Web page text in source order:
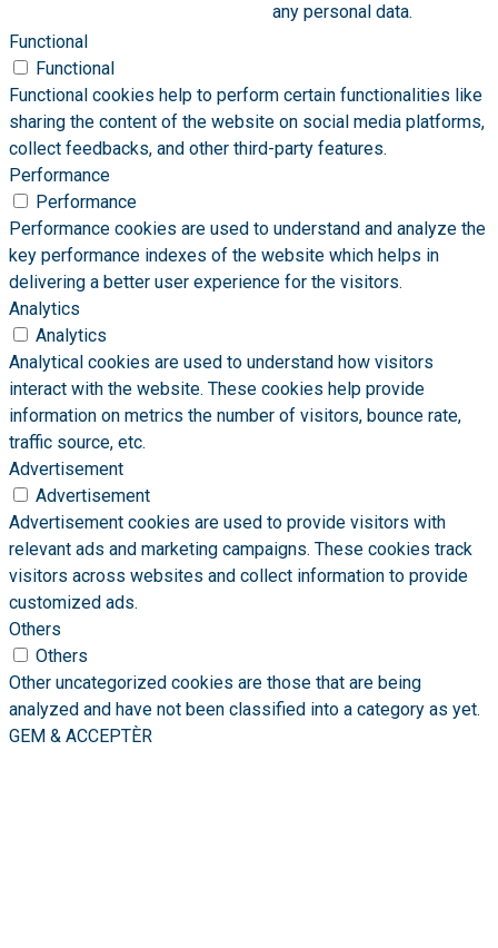
any personal data.
Functional
Functional
Functional cookies help to perform certain functionalities like
sharing the content of the website on social media platforms,
collect feedbacks, and other third-party features.
Performance
Performance
Performance cookies are used to understand and analyze the
key performance indexes of the website which helps in
delivering a better user experience for the visitors.
Analytics
Analytics
Analytical cookies are used to understand how visitors
interact with the website. These cookies help provide
information on metrics the number of visitors, bounce rate,
traffic source, etc.
Advertisement
Advertisement
Advertisement cookies are used to provide visitors with
relevant ads and marketing campaigns. These cookies track
visitors across websites and collect information to provide
customized ads.
Others
Others
Other uncategorized cookies are those that are being
analyzed and have not been classified into a category as yet.
GEM & ACCEPTÈR